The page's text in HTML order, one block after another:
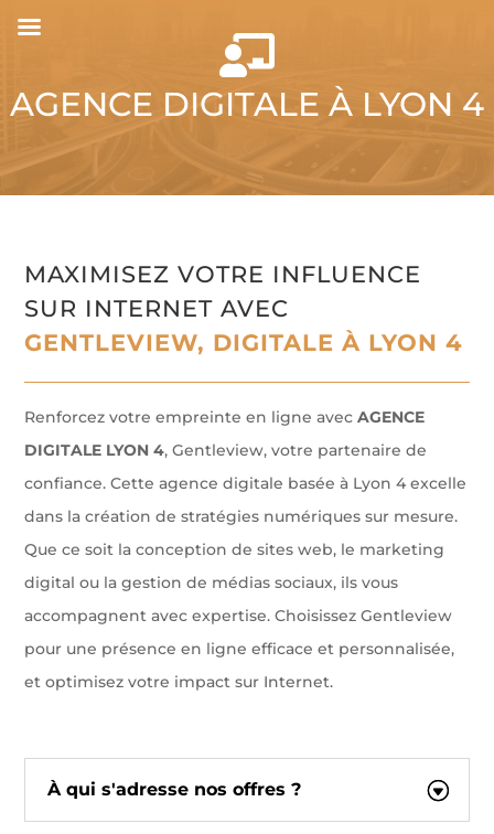

AGENCE DIGITALE À LYON 4
MAXIMISEZ VOTRE INFLUENCE
SUR INTERNET AVEC
GENTLEVIEW, DIGITALE À LYON 4
Renforcez votre empreinte en ligne avecAGENCE
DIGITALE LYON 4, Gentleview, votre partenaire de
confiance. Cette agence digitale basée à Lyon 4 excelle
dans la création de stratégies numériques sur mesure.
Que ce soit la conception de sites web, le marketing
digital ou la gestion de médias sociaux, ils vous
accompagnent avec expertise. Choisissez Gentleview
pour une présence en ligne efficace et personnalisée,
et optimisez votre impact sur Internet.
À qui s'adresse nos offres ?